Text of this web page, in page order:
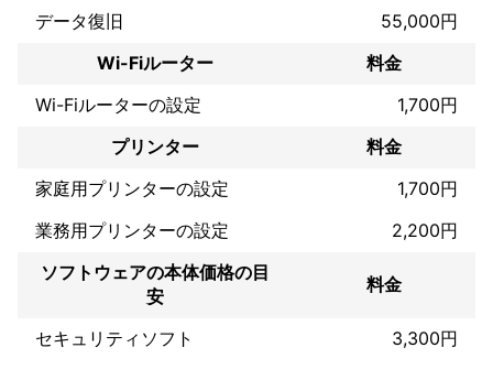
お客様の満足度を最優先に考え、迅速かつ確実な対応を心がけて
安心してお任せいただける確かな技術と信頼がありますので、ど
うぞお気軽にご依頼ください。
データ復旧
55,000円
Wi-Fiルーター
料金
Wi-Fiルーターの設定
1,700円
プリンター
料金
家庭用プリンターの設定
1,700円
業務用プリンターの設定
2,200円
ソフトウェアの本体価格の目
安
料金
セキュリティソフト 3,300円